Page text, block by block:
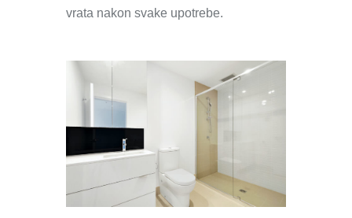
vrata nakon svake upotrebe.